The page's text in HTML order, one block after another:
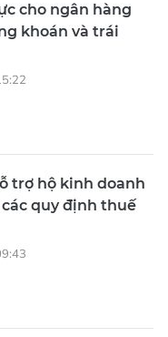
cho ngân hàng
khoán và trái
trợ hộ kinh doanh
quy định thuế